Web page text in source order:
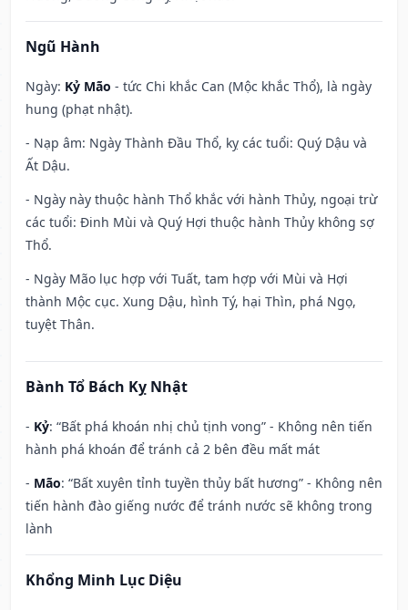
Ngũ Hành
Ngày: Kỷ Mão - tức Chi khắc Can (Mộc khắc Thổ), là ngày
hung (phạt nhật).
- Nạp âm: Ngày Thành Đầu Thổ, kỵ các tuổi: Quý Dậu và
Ất Dậu.
- Ngày này thuộc hành Thổ khắc với hành Thủy, ngoại trừ
các tuổi: Đinh Mùi và Quý Hợi thuộc hành Thủy không sợ
Thổ.
- Ngày Mão lục hợp với Tuất, tam hợp với Mùi và Hợi
thành Mộc cục. Xung Dậu, hình Tý, hại Thìn, phá Ngọ,
tuyệt Thân.
Bành Tổ Bách Kỵ Nhật
- Kỷ: “Bất phá khoán nhị chủ tịnh vong” - Không nên tiến
hành phá khoán để tránh cả 2 bên đều mất mát
- Mão: “Bất xuyên tỉnh tuyền thủy bất hương” - Không nên
tiến hành đào giếng nước để tránh nước sẽ không trong
lành
Khổng Minh Lục Diệu